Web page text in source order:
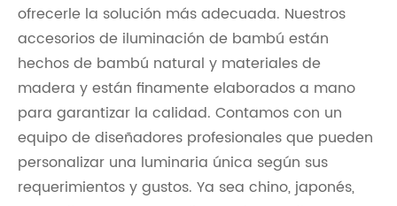
ofrecerle la solución más adecuada. Nuestros
accesorios de iluminación de bambú están
hechos de bambú natural y materiales de
madera y están finamente elaborados a mano
para garantizar la calidad. Contamos con un
equipo de diseñadores profesionales que pueden
personalizar una luminaria única según sus
requerimientos y gustos. Ya sea chino, japonés,